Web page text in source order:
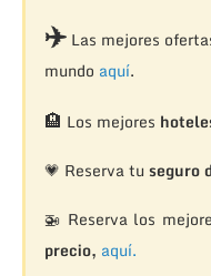
✈️Las mejores
mundo aquí.
🏨 Los mejores
💗 Reserva tu seguro
🚁 Reserva los
precio, aquí.